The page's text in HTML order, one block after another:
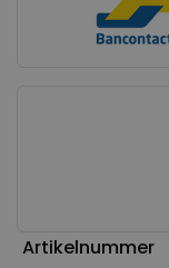
Artikelnummer